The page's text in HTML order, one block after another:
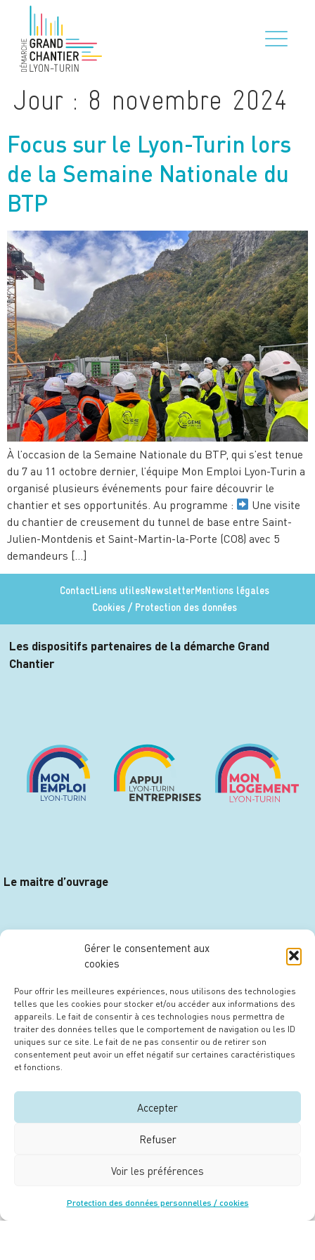
Gérer le consentement aux
cookies
Pour offrir les meilleures expériences, nous utilisons des technologies
telles que les cookies pour stocker et/ou accéder aux informations des
appareils. Le fait de consentir à ces technologies nous permettra de
traiter des données telles que le comportement de navigation ou les ID
uniques sur ce site. Le fait de ne pas consentir ou de retirer son
consentement peut avoir un effet négatif sur certaines caractéristiques
et fonctions.
Accepter
Refuser
Voir les préférences
Protection des données personnelles / cookies
Jour : 8 novembre 2024
Focus sur le Lyon-Turin lors
de la Semaine Nationale du
BTP
À l’occasion de la Semaine Nationale du BTP, qui s’est tenue
du 7 au 11 octobre dernier, l’équipe Mon Emploi Lyon-Turin a
organisé plusieurs événements pour faire découvrir le
chantier et ses opportunités. Au programme :
Une visite
du chantier de creusement du tunnel de base entre Saint-
Julien-Montdenis et Saint-Martin-la-Porte (CO8) avec 5
demandeurs […]
ContactLiens utilesNewsletterMentions légales
Cookies / Protection des données
Les dispositifs partenaires de la démarche Grand
Chantier
Le maitre d’ouvrage